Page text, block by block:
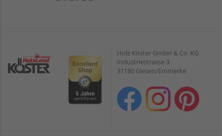
Holz Köster GmbH & Co. KG
Industriestrasse 3
31180 Giesen/Emmerke